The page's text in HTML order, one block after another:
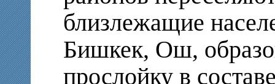
близлежащие
Бишкек, Ош,
прослойку в